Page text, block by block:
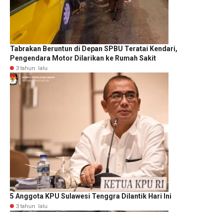
Tabrakan Beruntun di Depan SPBU Teratai Kendari,
Pengendara Motor Dilarikan ke Rumah Sakit
3 tahun lalu
5 Anggota KPU Sulawesi Tenggra Dilantik Hari Ini
3 tahun lalu